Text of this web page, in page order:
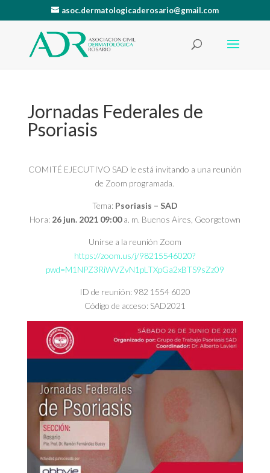
asoc.dermatologicaderosario@gmail.com
Jornadas Federales de
Psoriasis
COMITÉ EJECUTIVO SAD le está invitando a una reunión
de Zoom programada.
Tema: Psoriasis – SAD
Hora: 26 jun. 2021 09:00a. m. Buenos Aires, Georgetown
Unirse a la reunión Zoom
https://zoom.us/j/98215546020?
pwd=M1NPZ3RiWVZvN1pLTXpGa2xBTS9sZz09
ID de reunión: 982 1554 6020
Código de acceso: SAD2021